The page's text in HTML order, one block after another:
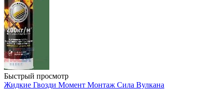
Быстрый просмотр
Жидкие Гвозди Момент Монтаж Сила Вулкана